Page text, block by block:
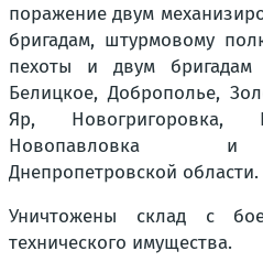
поражение двум
бригадам, штурмовому
пехоты и двум бригадам
Белицкое, Доброполье,
Яр, Новогригоровка,
Новопавловка и
Днепропетровской области.
Уничтожены склад с
технического имущества.